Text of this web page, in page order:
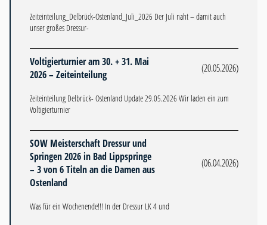
Zeiteinteilung_Delbrück-Ostenland_Juli_2026 Der Juli naht – damit auch
unser großes Dressur-
Voltigierturnier am 30. + 31. Mai
2026 – Zeiteinteilung
(20.05.2026)
Zeiteinteilung Delbrück- Ostenland Update 29.05.2026 Wir laden ein zum
Voltigierturnier
SOW Meisterschaft Dressur und
Springen 2026 in Bad Lippspringe
– 3 von 6 Titeln an die Damen aus
Ostenland
(06.04.2026)
Was für ein Wochenende!!! In der Dressur LK 4 und